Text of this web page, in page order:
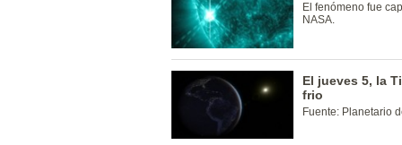
El fenómeno fue
NASA.
El jueves 5, la
frio
Fuente: Planetario